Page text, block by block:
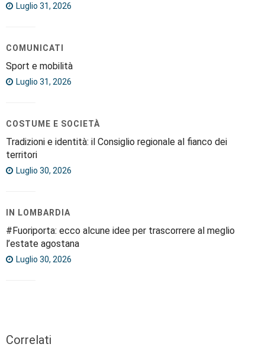
Luglio 31, 2026
COMUNICATI
Sport e mobilità
Luglio 31, 2026
COSTUME E SOCIETÀ
Tradizioni e identità: il Consiglio regionale al fianco dei
territori
Luglio 30, 2026
IN LOMBARDIA
#Fuoriporta: ecco alcune idee per trascorrere al meglio
l’estate agostana
Luglio 30, 2026
Correlati